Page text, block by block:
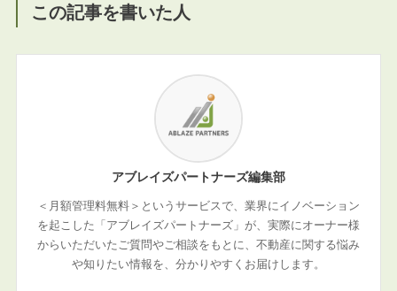
この記事を書いた人
アブレイズパートナーズ編集部
＜月額管理料無料＞というサービスで、業界にイノベーション
を起こした「アブレイズパートナーズ」が、実際にオーナー様
からいただいたご質問やご相談をもとに、不動産に関する悩み
や知りたい情報を、分かりやすくお届けします。